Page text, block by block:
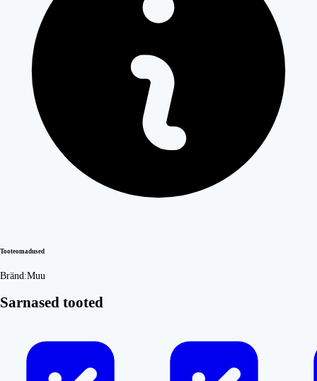
Tooteomadused
Bränd:Muu
Sarnased tooted